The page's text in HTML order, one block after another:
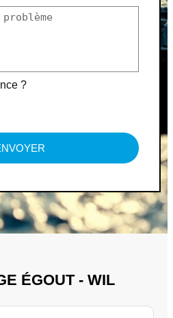
?
ÉGOUT - WIL